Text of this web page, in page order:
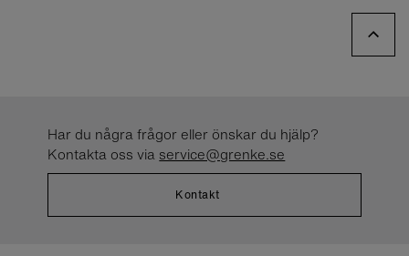
Har du några frågor eller önskar du hjälp?
Kontakta oss via service@grenke.se
Kontakt